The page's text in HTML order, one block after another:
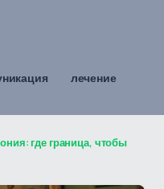
лечение
где граница, чтобы